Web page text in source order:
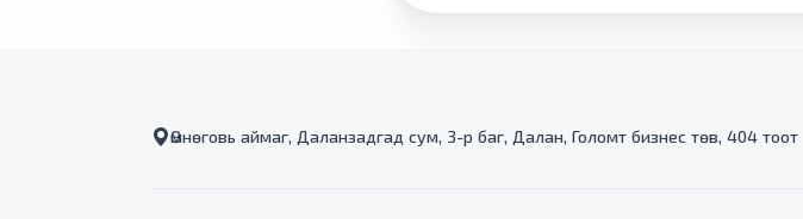
Өмнөговь аймаг, Даланзадгад сум, 3-р баг, Далан, Голомт бизнес төв, 404 тоот